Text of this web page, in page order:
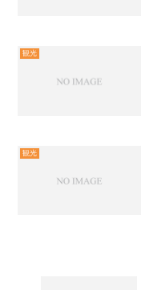
観光
観光